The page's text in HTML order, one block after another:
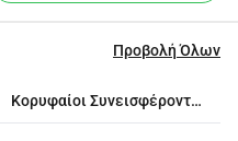
Προβολή Όλων
Κορυφαίοι Συνεισφέροντες